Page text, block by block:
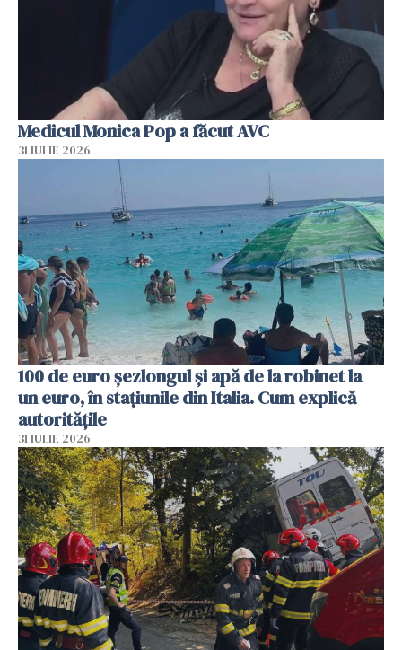
Medicul Monica Pop a făcut AVC
31 IULIE 2026
100 de euro șezlongul și apă de la robinet la
un euro, în stațiunile din Italia. Cum explică
autoritățile
31 IULIE 2026